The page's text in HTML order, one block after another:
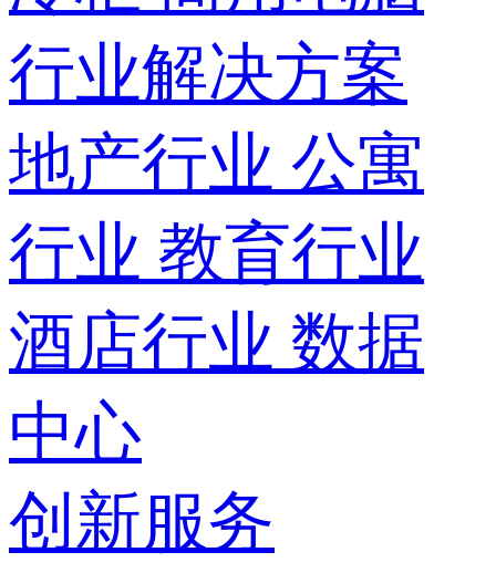
行业解决方案
地产行业 公寓
行业 教育行业
酒店行业 数据
中心
创新服务